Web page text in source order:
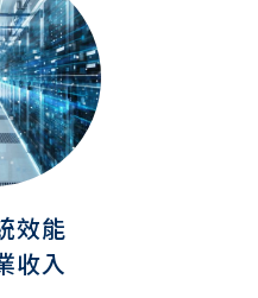
效能
收入